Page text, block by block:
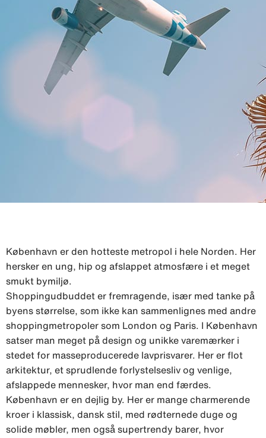
København er den hotteste metropol i hele Norden. Her
hersker en ung, hip og afslappet atmosfære i et meget
smukt bymiljø.
Shoppingudbuddet er fremragende, især med tanke på
byens størrelse, som ikke kan sammenlignes med andre
shoppingmetropoler som London og Paris. I København
satser man meget på design og unikke varemærker i
stedet for masseproducerede lavprisvarer. Her er flot
arkitektur, et sprudlende forlystelsesliv og venlige,
afslappede mennesker, hvor man end færdes.
København er en dejlig by. Her er mange charmerende
kroer i klassisk, dansk stil, med rødternede duge og
solide møbler, men også supertrendy barer, hvor